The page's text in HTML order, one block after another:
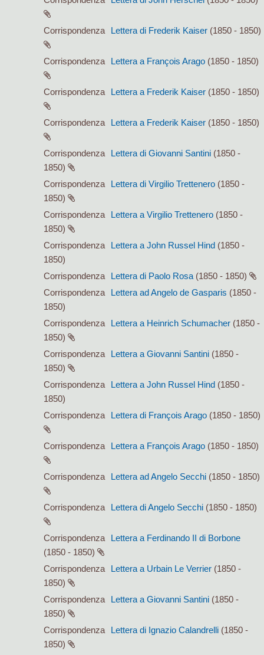
Corrispondenza Lettera di Frederik Kaiser (1850 - 1850)
Corrispondenza Lettera a François Arago (1850 - 1850)
Corrispondenza Lettera a Frederik Kaiser (1850 - 1850)
Corrispondenza Lettera a Frederik Kaiser (1850 - 1850)
Corrispondenza Lettera di Giovanni Santini (1850 -
1850)
Corrispondenza
Lettera di Virgilio Trettenero (1850 -
1850)
Corrispondenza
Lettera a Virgilio Trettenero (1850 -
1850)
Corrispondenza
Lettera a John Russel Hind (1850 -
1850)
Corrispondenza
Lettera di Paolo Rosa (1850 - 1850)
Corrispondenza
Lettera ad Angelo de Gasparis (1850 -
1850)
Corrispondenza
Lettera a Heinrich Schumacher (1850 -
1850)
Corrispondenza
Lettera a Giovanni Santini (1850 -
1850)
Corrispondenza
Lettera a John Russel Hind (1850 -
1850)
Corrispondenza
Lettera di François Arago (1850 - 1850)
Corrispondenza Lettera a François Arago (1850 - 1850)
Corrispondenza Lettera ad Angelo Secchi (1850 - 1850)
Corrispondenza Lettera di Angelo Secchi (1850 - 1850)
Corrispondenza
Lettera a Ferdinando II di Borbone
(1850 - 1850)
Corrispondenza
Lettera a Urbain Le Verrier (1850 -
1850)
Corrispondenza
Lettera a Giovanni Santini (1850 -
1850)
Corrispondenza
Lettera di Ignazio Calandrelli (1850 -
1850)